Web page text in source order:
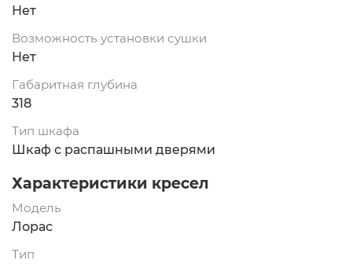
Нет
Возможность установки сушки
Нет
Габаритная глубина
318
Тип шкафа
Шкаф с распашными дверями
Характеристики кресел
Модель
Лорас
Тип